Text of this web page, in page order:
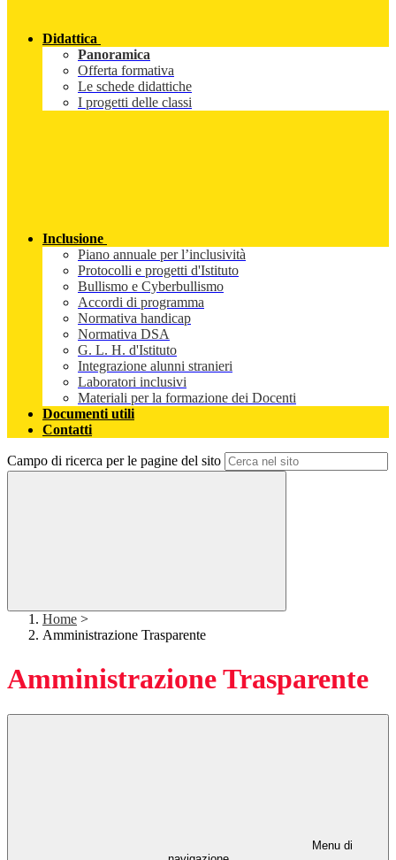
Didattica
Panoramica
Offerta formativa
Le schede didattiche
I progetti delle classi
Inclusione
Piano annuale per l’inclusività
Protocolli e progetti d'Istituto
Bullismo e Cyberbullismo
Accordi di programma
Normativa handicap
Normativa DSA
G. L. H. d'Istituto
Integrazione alunni stranieri
Laboratori inclusivi
Materiali per la formazione dei Docenti
Documenti utili
Contatti
Campo di ricerca per le pagine del sito
Home >
Amministrazione Trasparente
Amministrazione Trasparente
Menu di